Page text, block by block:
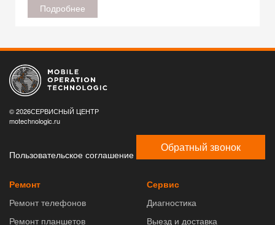
Подробнее
© 2026СЕРВИСНЫЙ ЦЕНТР
motechnologic.ru
Пользовательское соглашение
Обратный звонок
Ремонт
Ремонт телефонов
Ремонт планшетов
Сервис
Диагностика
Выезд и доставка